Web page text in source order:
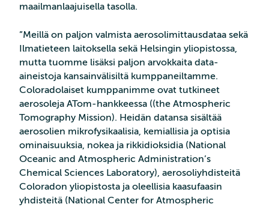
maailmanlaajuisella tasolla.
”Meillä on paljon valmista aerosolimittausdataa sekä
Ilmatieteen laitoksella sekä Helsingin yliopistossa,
mutta tuomme lisäksi paljon arvokkaita data-
aineistoja kansainvälisiltä kumppaneiltamme.
Coloradolaiset kumppanimme ovat tutkineet
aerosoleja ATom-hankkeessa ((the Atmospheric
Tomography Mission). Heidän datansa sisältää
aerosolien mikrofysikaalisia, kemiallisia ja optisia
ominaisuuksia, nokea ja rikkidioksidia (National
Oceanic and Atmospheric Administration’s
Chemical Sciences Laboratory), aerosoliyhdisteitä
Coloradon yliopistosta ja oleellisia kaasufaasin
yhdisteitä (National Center for Atmospheric